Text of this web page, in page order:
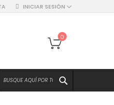
INICIAR SESIÓN
Mi cesta
0